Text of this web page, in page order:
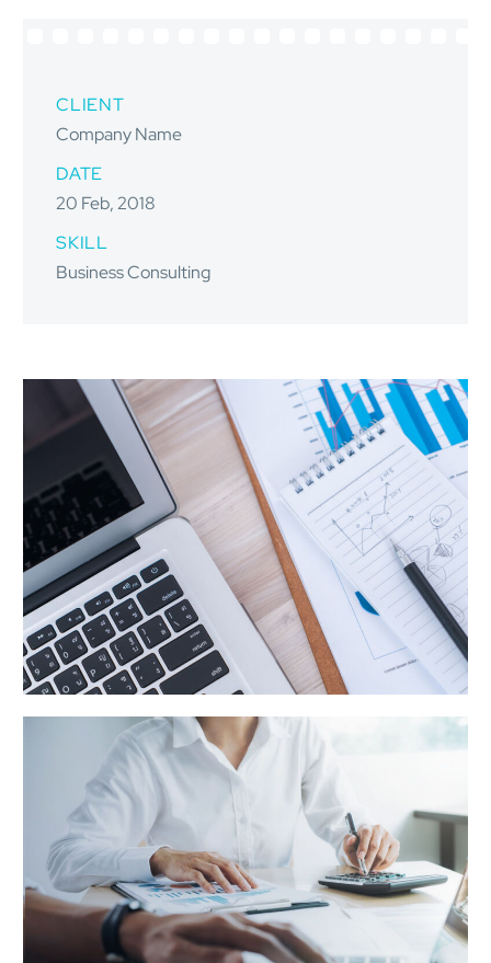
CLIENT
Company Name
DATE
20 Feb, 2018
SKILL
Business Consulting